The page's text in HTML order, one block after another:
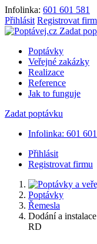
Infolinka: 601 601 581
Přihlásit Registrovat
Zadat
Poptávky
Veřejné zakázky
Realizace
Reference
Jak to funguje
Zadat poptávku
Infolinka: 601
Přihlásit
Registrovat firmu
Poptávky
Řemesla
Dodání a
RD